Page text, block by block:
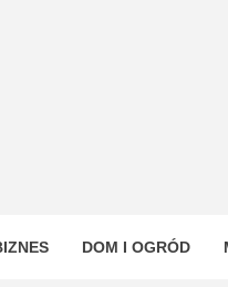
DOM I OGRÓD